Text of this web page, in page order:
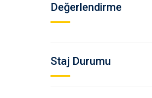
Değerlendirme
Staj Durumu